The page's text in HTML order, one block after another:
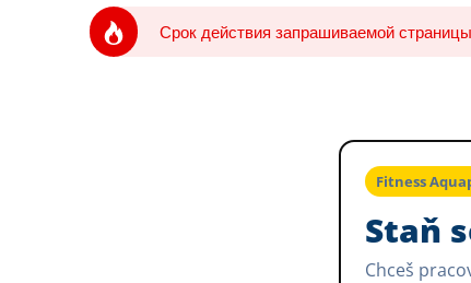
Срок действия запрашиваемой
Fitness
Staň
Chceš